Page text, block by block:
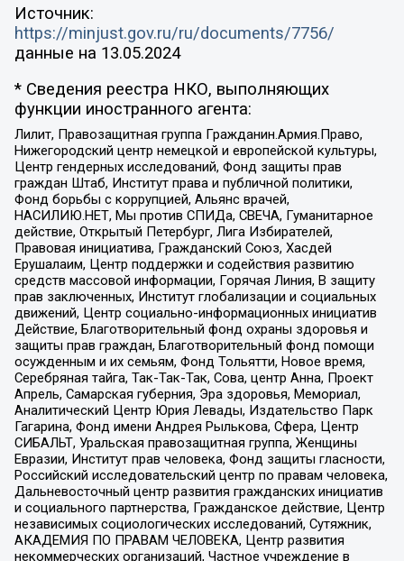
Источник:
https://minjust.gov.ru/ru/documents/7756/
данные на 13.05.2024
* Сведения реестра НКО, выполняющих
функции иностранного агента:
Лилит, Правозащитная группа Гражданин.Армия.Право,
Нижегородский центр немецкой и европейской культуры,
Центр гендерных исследований, Фонд защиты прав
граждан Штаб, Институт права и публичной политики,
Фонд борьбы с коррупцией, Альянс врачей,
НАСИЛИЮ.НЕТ, Мы против СПИДа, СВЕЧА, Гуманитарное
действие, Открытый Петербург, Лига Избирателей,
Правовая инициатива, Гражданский Союз, Хасдей
Ерушалаим, Центр поддержки и содействия развитию
средств массовой информации, Горячая Линия, В защиту
прав заключенных, Институт глобализации и социальных
движений, Центр социально-информационных инициатив
Действие, Благотворительный фонд охраны здоровья и
защиты прав граждан, Благотворительный фонд помощи
осужденным и их семьям, Фонд Тольятти, Новое время,
Серебряная тайга, Так-Так-Так, Сова, центр Анна, Проект
Апрель, Самарская губерния, Эра здоровья, Мемориал,
Аналитический Центр Юрия Левады, Издательство Парк
Гагарина, Фонд имени Андрея Рылькова, Сфера, Центр
СИБАЛЬТ, Уральская правозащитная группа, Женщины
Евразии, Институт прав человека, Фонд защиты гласности,
Российский исследовательский центр по правам человека,
Дальневосточный центр развития гражданских инициатив
и социального партнерства, Гражданское действие, Центр
независимых социологических исследований, Сутяжник,
АКАДЕМИЯ ПО ПРАВАМ ЧЕЛОВЕКА, Центр развития
некоммерческих организаций, Частное учреждение в